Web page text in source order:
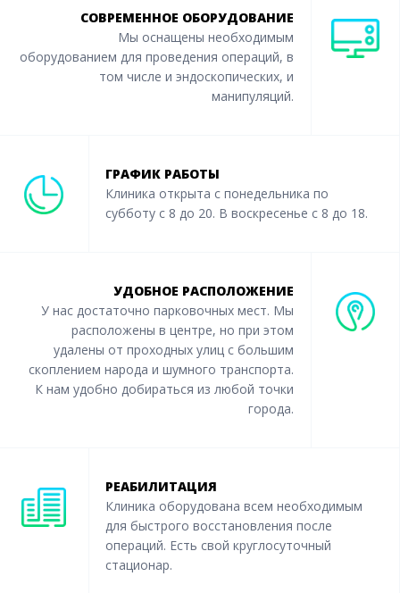
СОВРЕМЕННОЕ ОБОРУДОВАНИЕ
Мы оснащены необходимым
оборудованием для проведения операций, в
том числе и эндоскопических, и
манипуляций.
ГРАФИК РАБОТЫ
Клиника открыта с понедельника по
субботу с 8 до 20. В воскресенье с 8 до 18.
УДОБНОЕ РАСПОЛОЖЕНИЕ
У нас достаточно парковочных мест. Мы
расположены в центре, но при этом
удалены от проходных улиц с большим
скоплением народа и шумного транспорта.
К нам удобно добираться из любой точки
города.
РЕАБИЛИТАЦИЯ
Клиника оборудована всем необходимым
для быстрого восстановления после
операций. Есть свой круглосуточный
стационар.